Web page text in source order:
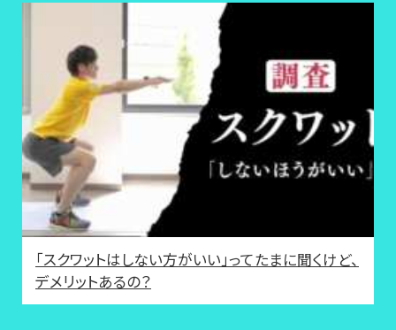
「スクワットはしない方がいい」ってたまに聞くけど、
デメリットあるの？